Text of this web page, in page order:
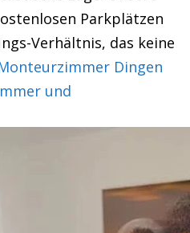
Parkplätzen
Verhältnis, das keine
Dingen
und